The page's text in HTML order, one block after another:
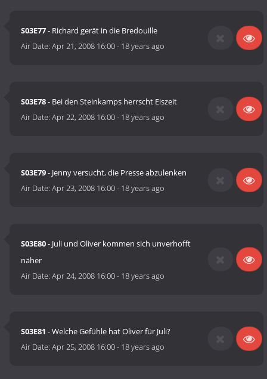
S03E77- Richard gerät in die Bredouille
Air Date:Apr 21, 2008 16:00- 18 years ago
S03E78- Bei den Steinkamps herrscht Eiszeit
Air Date:Apr 22, 2008 16:00- 18 years ago
S03E79- Jenny versucht, die Presse abzulenken
Air Date:Apr 23, 2008 16:00- 18 years ago
S03E80- Juli und Oliver kommen sich unverhofft
näher
Air Date:Apr 24, 2008 16:00- 18 years ago
S03E81 - Welche Gefühle hat Oliver für Juli?
Air Date:Apr 25, 2008 16:00- 18 years ago